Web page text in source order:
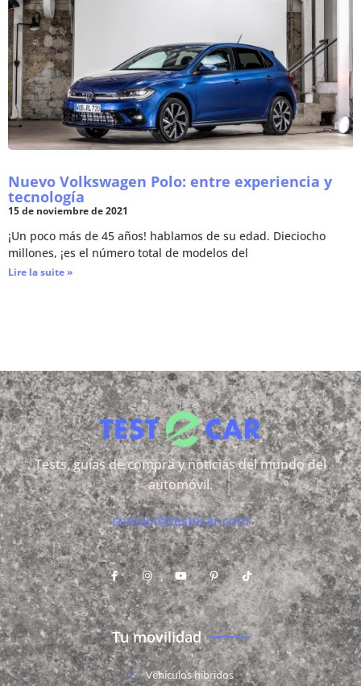
Nuevo Volkswagen Polo: entre experiencia y
tecnología
15 de noviembre de 2021
¡Un poco más de 45 años! hablamos de su edad. Dieciocho
millones, ¡es el número total de modelos del
Lire la suite »
Tests, guías de compra y noticias del mundo del
automóvil.
contact@testecar.com
Tu movilidad
Vehículos híbridos